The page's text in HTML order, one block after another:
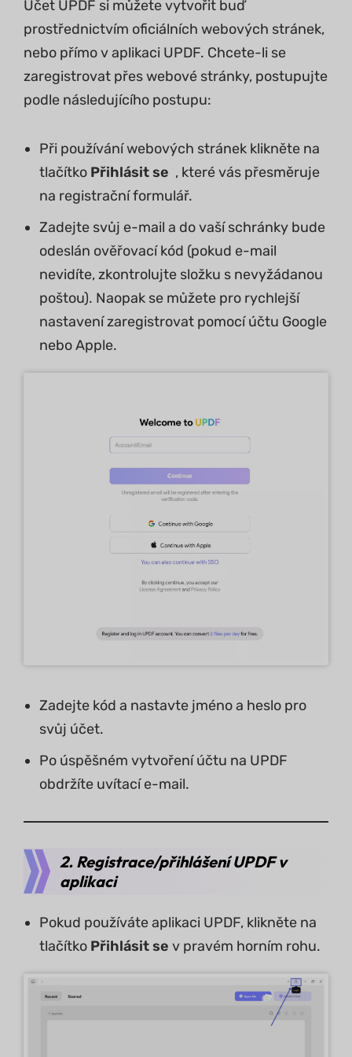
Účet UPDF si můžete vytvořit buď
prostřednictvím oficiálních webových stránek,
nebo přímo v aplikaci UPDF. Chcete-li se
zaregistrovat přes webové stránky, postupujte
podle následujícího postupu:
Při používání webových stránek klikněte na
tlačítko Přihlásit se , které vás přesměruje
na registrační formulář.
Zadejte svůj e-mail a do vaší schránky bude
odeslán ověřovací kód (pokud e-mail
nevidíte, zkontrolujte složku s nevyžádanou
poštou). Naopak se můžete pro rychlejší
nastavení zaregistrovat pomocí účtu Google
nebo Apple.
Zadejte kód a nastavte jméno a heslo pro
svůj účet.
Po úspěšném vytvoření účtu na UPDF
obdržíte uvítací e-mail.
2. Registrace/přihlášení UPDF v
aplikaci
Pokud používáte aplikaci UPDF, klikněte na
tlačítko Přihlásit se v pravém horním rohu.